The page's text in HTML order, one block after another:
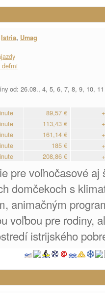
Istria, Umag
deťmi
od: 26.08., 4, 5, 6, 7, 8, 9, 10,
89,57 €
113,43 €
161,14 €
185 €
208,86 €
pre voľnočasové
domčekoch s
animačným
voľbou pre rodiny,
istrijského